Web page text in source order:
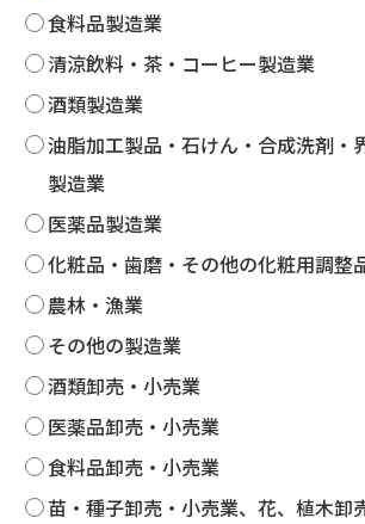
食料品製造業
清涼飲料・茶・コーヒー製造業
酒類製造業
油脂加工製品・石けん・合成洗剤・
製造業
医薬品製造業
化粧品・歯磨・その他の化粧用調整
農林・漁業
その他の製造業
酒類卸売・小売業
医薬品卸売・小売業
食料品卸売・小売業
苗・種子卸売・小売業、花、植木卸